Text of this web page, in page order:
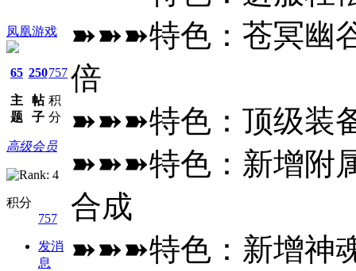
凤凰游戏
65
主
题
250
帖
子
757
积
分
高级会员
积分
757
发消
息
➽➽➽特色：苍冥幽
倍
➽➽➽特色：顶级装
➽➽➽特色：新增附
合成
➽➽➽特色：新增神